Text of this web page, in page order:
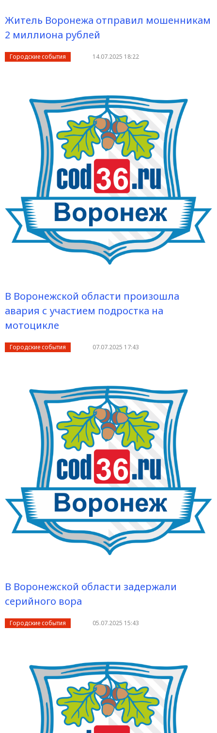
Житель Воронежа отправил мошенникам
2 миллиона рублей
Городские события 14.07.2025 18:22
В Воронежской области произошла
авария с участием подростка на
мотоцикле
Городские события 07.07.2025 17:43
В Воронежской области задержали
серийного вора
Городские события 05.07.2025 15:43